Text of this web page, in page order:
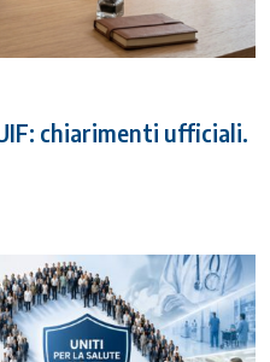
chiarimenti ufficiali.